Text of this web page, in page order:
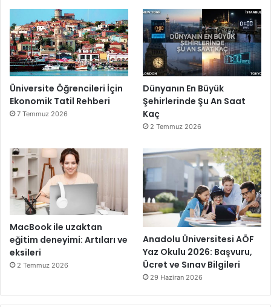
Üniversite Öğrencileri İçin
Ekonomik Tatil Rehberi
7 Temmuz 2026
Dünyanın En Büyük
Şehirlerinde Şu An Saat
Kaç
2 Temmuz 2026
MacBook ile uzaktan
eğitim deneyimi: Artıları ve
eksileri
2 Temmuz 2026
Anadolu Üniversitesi AÖF
Yaz Okulu 2026: Başvuru,
Ücret ve Sınav Bilgileri
29 Haziran 2026